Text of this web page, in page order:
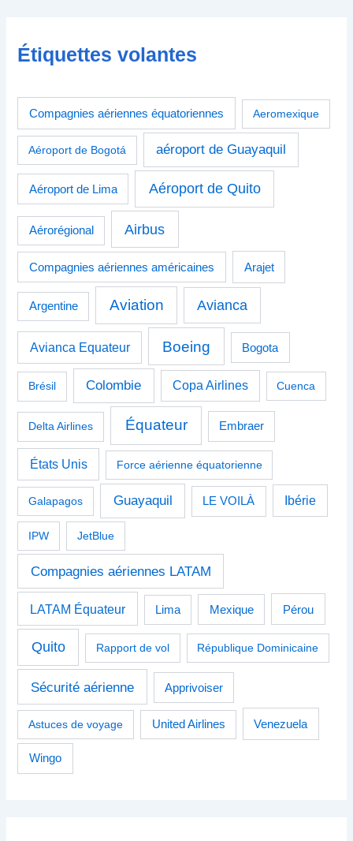
Étiquettes volantes
Compagnies aériennes équatoriennes Aeromexique
Aéroport de Bogotá aéroport de Guayaquil
Aéroport de Lima Aéroport de Quito
Aérorégional Airbus
Compagnies aériennes américaines Arajet
Argentine Aviation Avianca
Avianca Equateur Boeing Bogota
Brésil Colombie Copa Airlines Cuenca
Delta Airlines Équateur Embraer
États Unis Force aérienne équatorienne
Galapagos Guayaquil LE VOILÀ Ibérie
IPW JetBlue
Compagnies aériennes LATAM
LATAM Équateur Lima Mexique Pérou
Quito Rapport de vol République Dominicaine
Sécurité aérienne Apprivoiser
Astuces de voyage United Airlines Venezuela
Wingo